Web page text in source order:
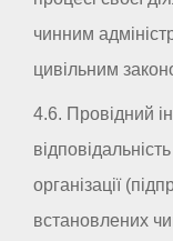
чинним
цивільним
4.6. Провідний
організації
встановлених